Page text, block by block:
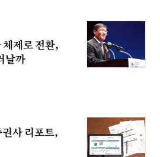
제로 전환,
날까
사 리포트,